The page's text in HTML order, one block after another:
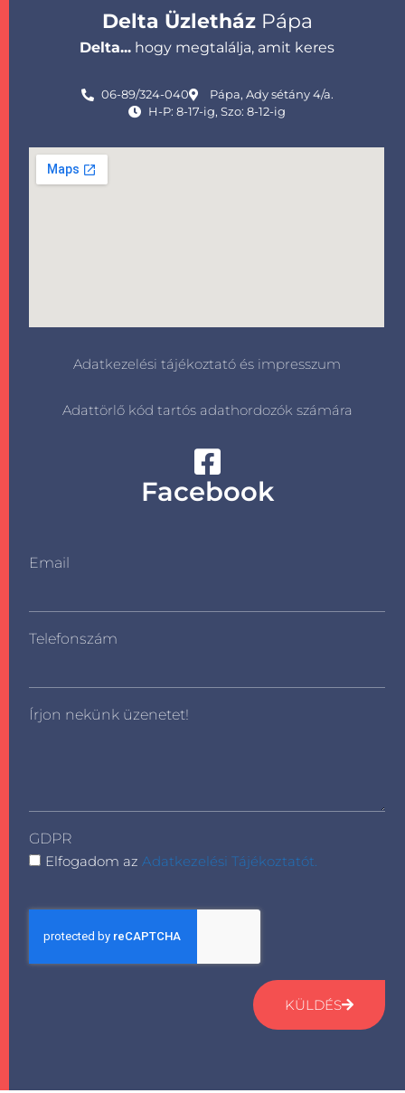
Delta ÜzletházPápa
Delta... hogy megtalálja, amit keres
06-89/324-040
Pápa, Ady sétány 4/a.
H-P: 8-17-ig, Szo: 8-12-ig
Adatkezelési tájékoztató és impresszum
Adattörlő kód tartós adathordozók számára
Facebook
Email
Telefonszám
Írjon nekünk üzenetet!
GDPR
Elfogadom azAdatkezelési Tájékoztatót.
KÜLDÉS